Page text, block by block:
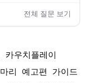
전체 질문 보기
카우치플레이
마리 예고편
가이드